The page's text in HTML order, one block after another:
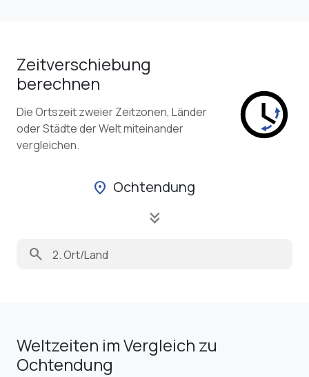
Zeitverschiebung
berechnen
Die Ortszeit zweier Zeitzonen, Länder
oder Städte der Welt miteinander
vergleichen.
location_on Ochtendung
keyboard_double_arrow_down
search
Weltzeiten im Vergleich zu
Ochtendung